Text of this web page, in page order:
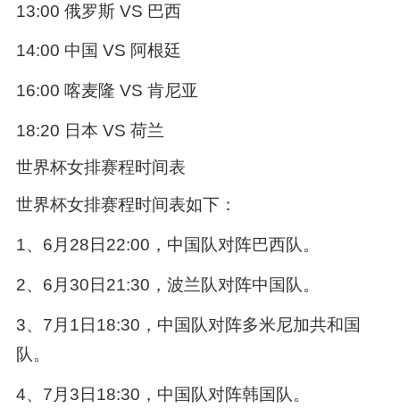
13:00 俄罗斯 VS 巴西
14:00 中国 VS 阿根廷
16:00 喀麦隆 VS 肯尼亚
18:20 日本 VS 荷兰
世界杯女排赛程时间表
世界杯女排赛程时间表如下：
1、6月28日22:00，中国队对阵巴西队。
2、6月30日21:30，波兰队对阵中国队。
3、7月1日18:30，中国队对阵多米尼加共和国
队。
4、7月3日18:30，中国队对阵韩国队。